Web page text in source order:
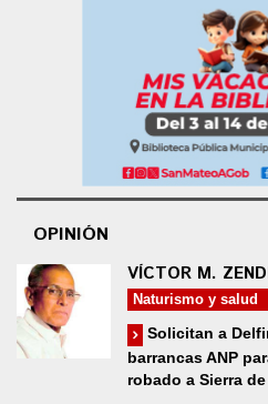
OPINIÓN
VÍCTOR M.
Naturismo y salud
Solicitan a
barrancas ANP
robado a Sierra